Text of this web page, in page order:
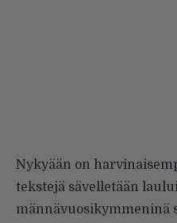
Nykyään on
tekstejä sävelletään
männävuosikymmeninä